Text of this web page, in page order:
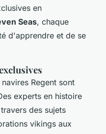
en
Seas, chaque
d'apprendre et de se
Regent sont
experts en histoire
des sujets
vikings aux